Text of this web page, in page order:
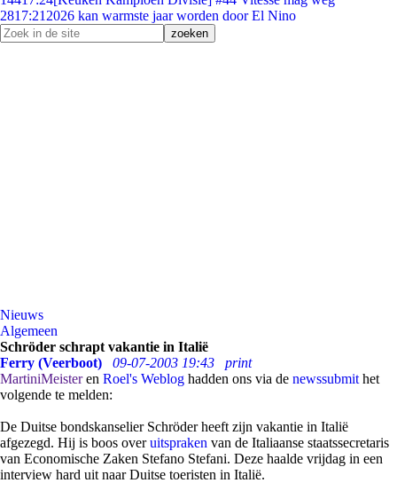
2817:21 2026 kan warmste jaar worden door El Nino
Nieuws
Algemeen
Schröder schrapt vakantie in Italië
Ferry (Veerboot)
09-07-2003 19:43
print
MartiniMeisteren Roel's Weblog hadden ons via de newssubmit het
volgende te melden:
De Duitse bondskanselier Schröder heeft zijn vakantie in Italië
afgezegd. Hij is boos overuitspraken van de Italiaanse staatssecretaris
van Economische Zaken Stefano Stefani. Deze haalde vrijdag in een
interview hard uit naar Duitse toeristen in Italië.